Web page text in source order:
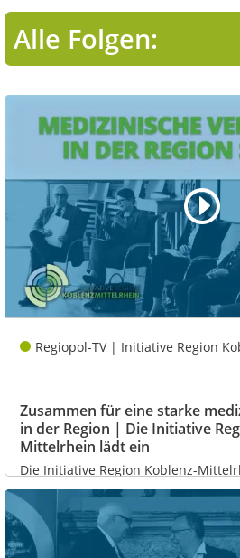
Alle Folgen:
Regiopol-TV | Initiative Region
Zusammen für eine starke
in der Region | Die Initiative
Mittelrhein lädt ein
Die Initiative Region Koblenz-